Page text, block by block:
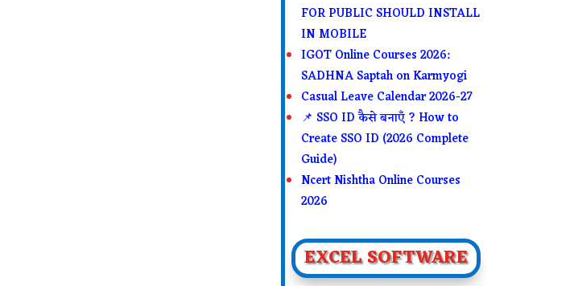
FOR PUBLIC SHOULD INSTALL
IN MOBILE
IGOT Online Courses 2026:
SADHNA Saptah on Karmyogi
Casual Leave Calendar 2026-27
📌 SSO ID कैसे बनाएँ ? How to
Create SSO ID (2026 Complete
Guide)
Ncert Nishtha Online Courses
2026
EXCEL SOFTWARE